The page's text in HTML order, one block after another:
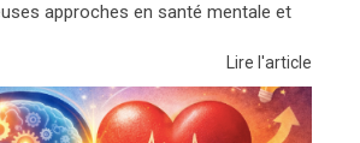
approches en santé mentale et
Lire l'article